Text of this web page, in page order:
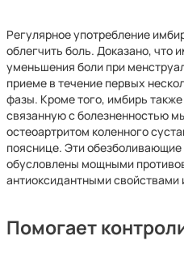
Регулярное употребление
облегчить боль. Доказано, что
уменьшения боли при
приеме в течение первых
фазы. Кроме того, имбирь
связанную с болезненностью
остеоартритом коленного
пояснице. Эти
обусловлены мощными
антиоксидантными свойствами
Помогает